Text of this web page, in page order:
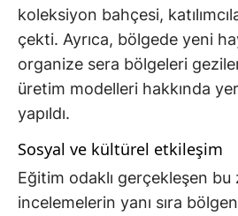
koleksiyon bahçesi,
çekti. Ayrıca, bölgede yeni
organize sera bölgeleri
üretim modelleri hakkında
yapıldı.
Sosyal ve kültürel etkileşim
Eğitim odaklı gerçekleşen
incelemelerin yanı sıra